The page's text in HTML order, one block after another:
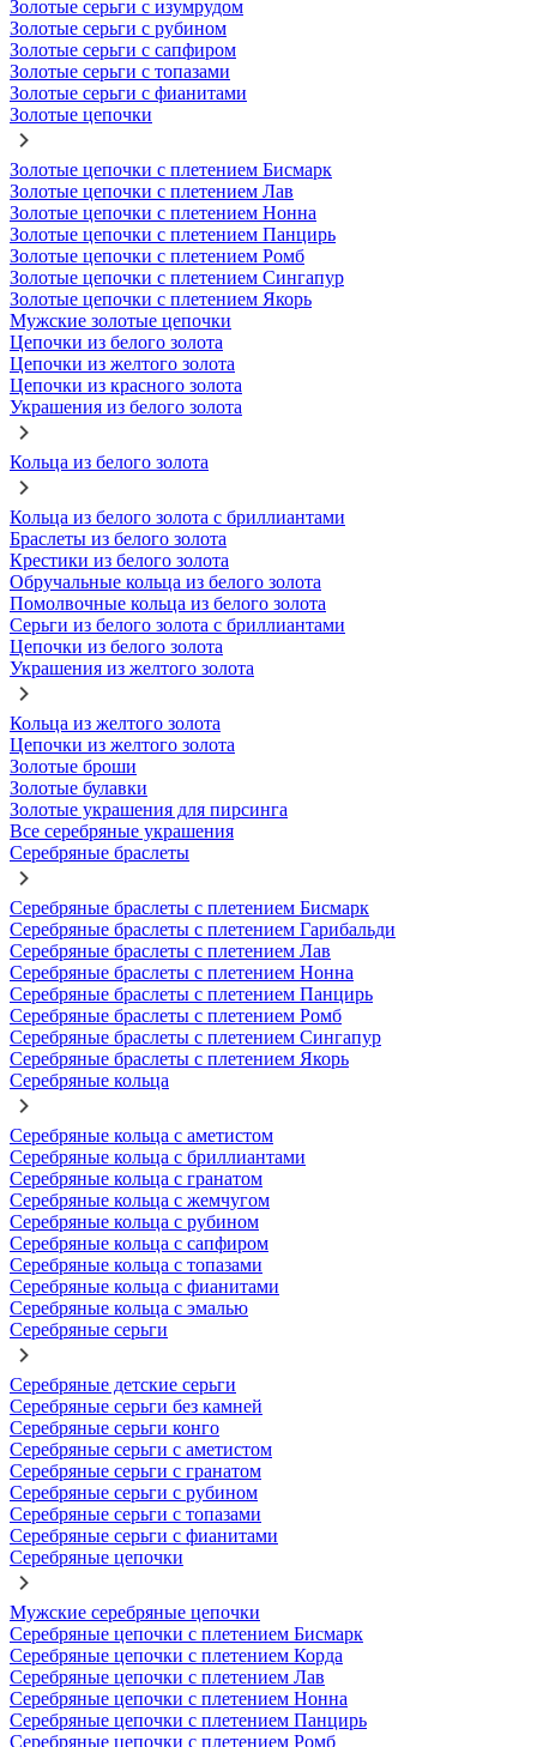
Золотые серьги с изумрудом
Золотые серьги с рубином
Золотые серьги с сапфиром
Золотые серьги с топазами
Золотые серьги с фианитами
Золотые цепочки
Золотые цепочки с плетением Бисмарк
Золотые цепочки с плетением Лав
Золотые цепочки с плетением Нонна
Золотые цепочки с плетением Панцирь
Золотые цепочки с плетением Ромб
Золотые цепочки с плетением Сингапур
Золотые цепочки с плетением Якорь
Мужские золотые цепочки
Цепочки из белого золота
Цепочки из желтого золота
Цепочки из красного золота
Украшения из белого золота
Кольца из белого золота
Кольца из белого золота с бриллиантами
Браслеты из белого золота
Крестики из белого золота
Обручальные кольца из белого золота
Помолвочные кольца из белого золота
Серьги из белого золота с бриллиантами
Цепочки из белого золота
Украшения из желтого золота
Кольца из желтого золота
Цепочки из желтого золота
Золотые броши
Золотые булавки
Золотые украшения для пирсинга
Все серебряные украшения
Серебряные браслеты
Серебряные браслеты с плетением Бисмарк
Серебряные браслеты с плетением Гарибальди
Серебряные браслеты с плетением Лав
Серебряные браслеты с плетением Нонна
Серебряные браслеты с плетением Панцирь
Серебряные браслеты с плетением Ромб
Серебряные браслеты с плетением Сингапур
Серебряные браслеты с плетением Якорь
Серебряные кольца
Серебряные кольца с аметистом
Серебряные кольца с бриллиантами
Серебряные кольца с гранатом
Серебряные кольца с жемчугом
Серебряные кольца с рубином
Серебряные кольца с сапфиром
Серебряные кольца с топазами
Серебряные кольца с фианитами
Серебряные кольца с эмалью
Серебряные серьги
Серебряные детские серьги
Серебряные серьги без камней
Серебряные серьги конго
Серебряные серьги с аметистом
Серебряные серьги с гранатом
Серебряные серьги с рубином
Серебряные серьги с топазами
Серебряные серьги с фианитами
Серебряные цепочки
Мужские серебряные цепочки
Серебряные цепочки с плетением Бисмарк
Серебряные цепочки с плетением Корда
Серебряные цепочки с плетением Лав
Серебряные цепочки с плетением Нонна
Серебряные цепочки с плетением Панцирь
Серебряные цепочки с плетением Ромб